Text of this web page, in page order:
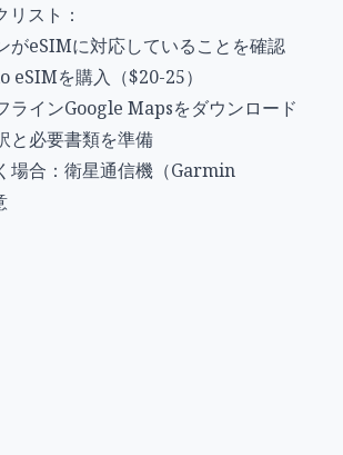
スト：
がeSIMに対応していることを確認
eSIMを購入（$20-25）
ラインGoogle Mapsをダウンロード
と必要書類を準備
場合：衛星通信機（Garmin